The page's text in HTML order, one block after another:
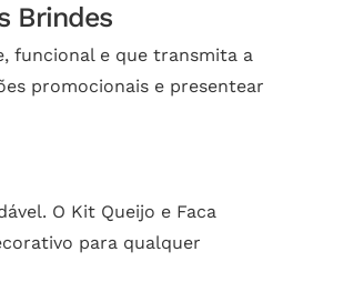
Brindes
funcional e que transmita a
promocionais e presentear
O Kit Queijo e Faca
para qualquer